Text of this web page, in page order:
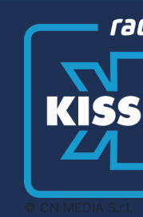
© CN MEDIA S.r.l.